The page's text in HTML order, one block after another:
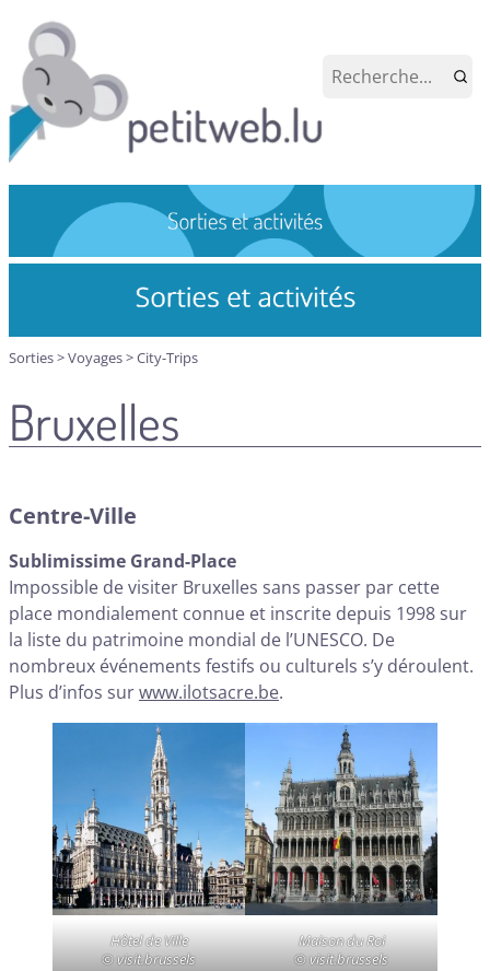
Sorties>Voyages>City-Trips
Bruxelles
Centre-Ville
Sublimissime Grand-Place
Impossible de visiter Bruxelles sans passer par cette
place mondialement connue et inscrite depuis 1998 sur
la liste du patrimoine mondial de l’UNESCO. De
nombreux événements festifs ou culturels s’y déroulent.
Plus d’infos surwww.ilotsacre.be.
Hôtel de Ville
© visit.brussels
Maison du Roi
© visit.brussels